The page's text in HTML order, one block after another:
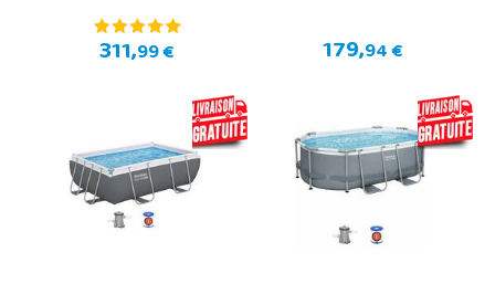
311,99 € 179,94 €